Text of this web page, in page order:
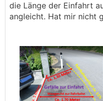
die Länge der Einfahrt
angleicht. Hat mir nicht